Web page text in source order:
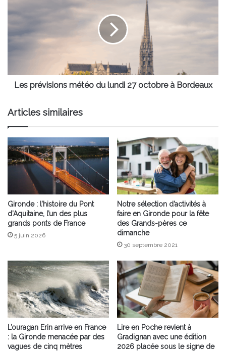
météo
lundi
Bordeaux
Les prévisions météo du lundi 27 octobre à Bordeaux
Articles similaires
Gironde : l’histoire du Pont
d’Aquitaine, l’un des plus
grands ponts de France
5 juin 2026
Notre sélection d’activités à
faire en Gironde pour la fête
des Grands-pères ce
dimanche
30 septembre 2021
L’ouragan Erin arrive en France
: la Gironde menacée par des
vagues de cinq mètres
Lire en Poche revient à
Gradignan avec une édition
2026 placée sous le signe de